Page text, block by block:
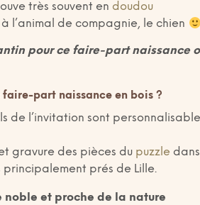
très souvent en doudou
à l’animal de compagnie, le chien
pour ce faire-part naissance
part naissance en bois ?
de l’invitation sont
gravure des pièces du puzzle
principalement prés de Lille.
noble et proche de la nature